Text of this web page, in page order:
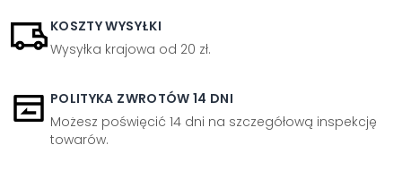
KOSZTY WYSYŁKI
Wysyłka krajowa od 20 zł.
POLITYKA ZWROTÓW 14 DNI
Możesz poświęcić 14 dni na szczegółową inspekcję
towarów.